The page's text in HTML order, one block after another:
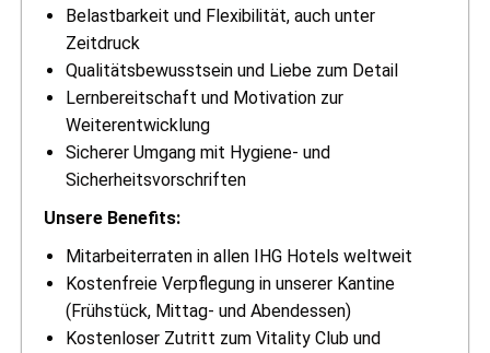
Belastbarkeit und Flexibilität, auch unter
Zeitdruck
Qualitätsbewusstsein und Liebe zum Detail
Lernbereitschaft und Motivation zur
Weiterentwicklung
Sicherer Umgang mit Hygiene- und
Sicherheitsvorschriften
Unsere Benefits:
Mitarbeiterraten in allen IHG Hotels weltweit
Kostenfreie Verpflegung in unserer Kantine
(Frühstück, Mittag- und Abendessen)
Kostenloser Zutritt zum Vitality Club und